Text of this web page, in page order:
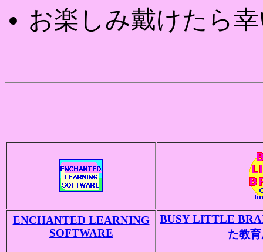
お楽しみ戴けたら
ENCHANTED LEARNING
SOFTWARE
BUSY LITTLE
た教